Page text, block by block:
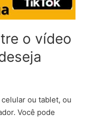
o vídeo
ou tablet, ou
Você pode